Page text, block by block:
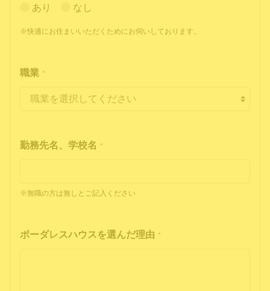
あり なし
※快適にお住まいいただくためにお伺いしております。
職業 *
勤務先名、学校名 *
※無職の方は無しとご記入ください
ボーダレスハウスを選んだ理由 *